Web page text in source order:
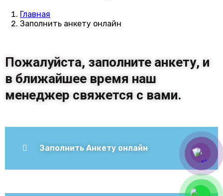
Главная
Заполнить анкету онлайн
Пожалуйста, заполните анкету, и
в ближайшее время наш
менеджер свяжется с вами.
Заполнить Анкету онлайн